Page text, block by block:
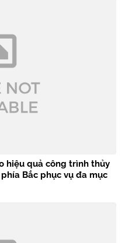
hiệu quả công trình thủy
Bắc phục vụ đa mục